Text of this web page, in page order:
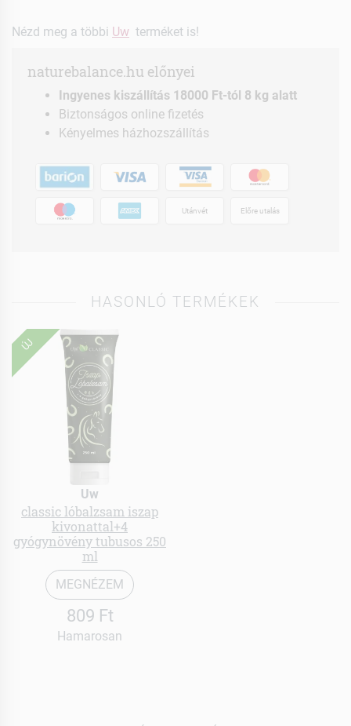
Nézd meg a többi Uw terméket is!
naturebalance.hu előnyei
Ingyenes kiszállítás 18000 Ft-tól 8 kg alatt
Biztonságos online fizetés
Kényelmes házhozszállítás
Utánvét Előre utalás
HASONLÓ TERMÉKEK
ÚJ
Uw
classic lóbalzsam iszap
kivonattal+4
gyógynövény tubusos 250
ml
MEGNÉZEM
809 Ft
Hamarosan